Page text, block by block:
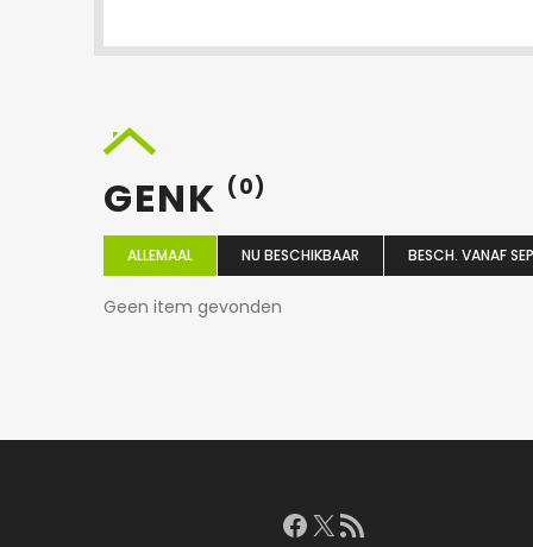
GENK (0)
ALLEMAAL NU BESCHIKBAAR BESCH. VANAF
Geen item gevonden
Facebook
X RSS feed